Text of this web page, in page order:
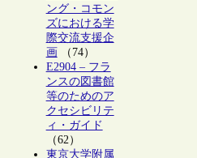
ング・コモン
ズにおける学
際交流支援企
画 （74）
E2904 – フラ
ンスの図書館
等のためのア
クセシビリテ
ィ・ガイド
（62）
東京大学附属